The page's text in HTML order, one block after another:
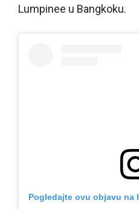
Lumpinee u Bangkoku.
Pogledajte ovu objavu na